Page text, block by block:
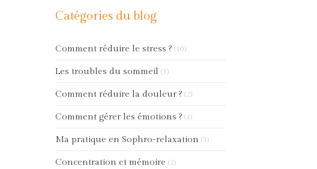
Catégories du blog
Comment réduire le stress ? (10)
Les troubles du sommeil (3)
Comment réduire la douleur ? (2)
Comment gérer les émotions ? (4)
Ma pratique en Sophro-relaxation (3)
Concentration et mémoire (2)